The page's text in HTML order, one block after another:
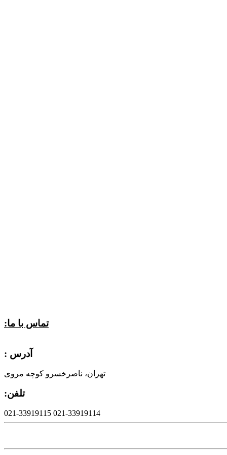
تماس با ما:
آدرس :
تهران، ناصرخسرو کوچه مروی
تلفن:
021-33919114 021-33919115